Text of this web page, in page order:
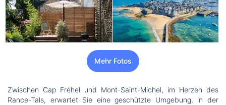
Mehr Fotos
Zwischen Cap Fréhel und Mont-Saint-Michel, im Herzen des
Rance-Tals, erwartet Sie eine geschützte Umgebung, in der